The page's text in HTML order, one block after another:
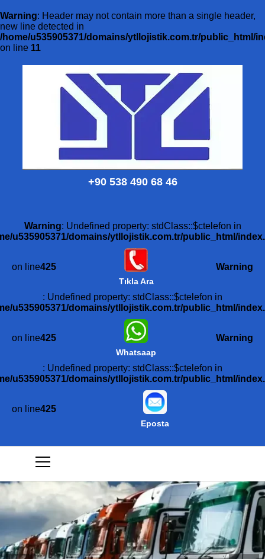
Warning: Header may not contain more than a single header,
new line detected in
/home/u535905371/domains/ytllojistik.com.tr/public_html/
on line 11
+90 538 490 68 46
Warning: Undefined property: stdClass::$ctelefon in
u535905371/domains/ytllojistik.com.tr/public_html/
on line425
Tıkla Ara
Warning
: Undefined property: stdClass::$ctelefon in
u535905371/domains/ytllojistik.com.tr/public_html/
on line425
Whatsaap
Warning
: Undefined property: stdClass::$ctelefon in
u535905371/domains/ytllojistik.com.tr/public_html/
on line425
Eposta